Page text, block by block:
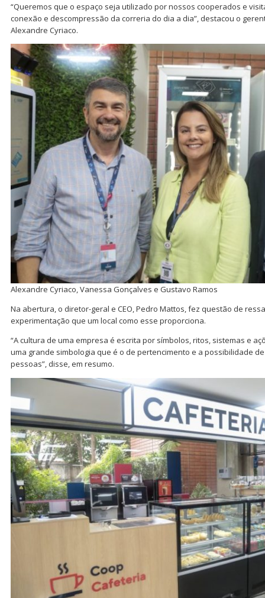
“Queremos que o espaço seja utilizado por nossos cooperados e
conexão e descompressão da correria do dia a dia”, destacou o
Alexandre Cyriaco.
Alexandre Cyriaco, Vanessa Gonçalves e Gustavo Ramos
Na abertura, o diretor-geral e CEO, Pedro Mattos, fez questão de
experimentação que um local como esse proporciona.
“A cultura de uma empresa é escrita por símbolos, ritos, sistemas e
uma grande simbologia que é o de pertencimento e a possibilidade
pessoas”, disse, em resumo.